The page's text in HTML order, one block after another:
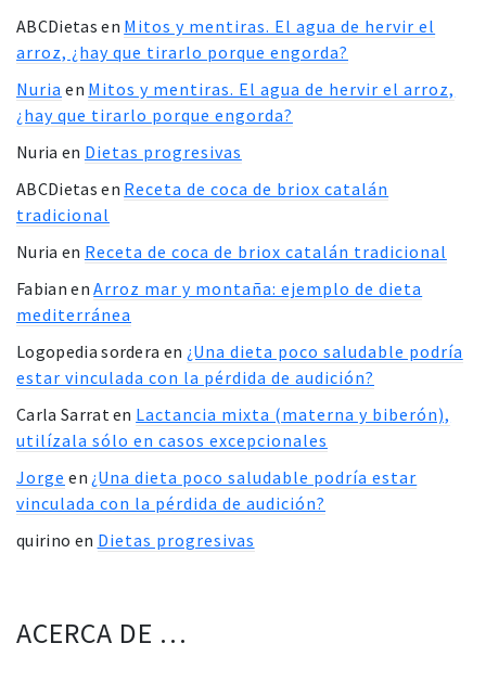
ABCDietas en Mitos y mentiras. El agua de hervir el
arroz, ¿hay que tirarlo porque engorda?
Nuria en Mitos y mentiras. El agua de hervir el arroz,
¿hay que tirarlo porque engorda?
Nuria en Dietas progresivas
ABCDietas en Receta de coca de briox catalán
tradicional
Nuria en Receta de coca de briox catalán tradicional
Fabian enArroz mar y montaña: ejemplo de dieta
mediterránea
Logopedia sordera en ¿Una dieta poco saludable podría
estar vinculada con la pérdida de audición?
Carla Sarraten Lactancia mixta (materna y biberón),
utilízala sólo en casos excepcionales
Jorge en ¿Una dieta poco saludable podría estar
vinculada con la pérdida de audición?
quirino en Dietas progresivas
ACERCA DE …